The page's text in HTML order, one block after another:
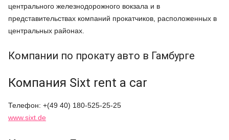
центрального железнодорожного вокзала и в
представительствах компаний прокатчиков, расположенных в
центральных районах.
Компании по прокату авто в Гамбурге
Компания Sixt rent a car
Телефон: +(49 40) 180-525-25-25
www.sixt.de